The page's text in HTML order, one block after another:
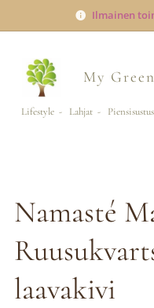
Ilmainen
My Green
Lifestyle - Lahjat - Piensisustus
Namasté
laavakivi